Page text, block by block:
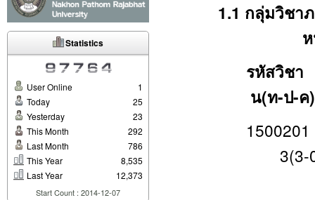
Statistics
User Online
1
Today
25
Yesterday
23
This Month
292
Last Month
786
This Year
8,535
Last Year
12,373
Start Count : 2014-12-07
1.1 กลุ่มวิชา
หน่ว
ร
น(ท-ป-ค)
3(3-